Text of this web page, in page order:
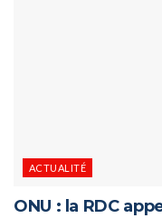
ACTUALITÉ
ONU : la RDC